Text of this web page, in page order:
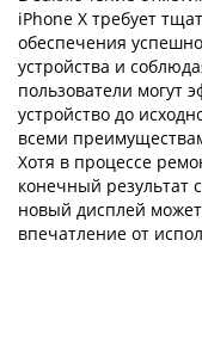
iPhone X требует
обеспечения
устройства и
пользователи могут
устройство до
всеми
Хотя в процессе
конечный результат
новый дисплей
впечатление от